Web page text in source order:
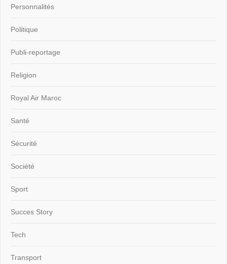
Personnalités
Politique
Publi-reportage
Religion
Royal Air Maroc
Santé
Sécurité
Société
Sport
Succes Story
Tech
Transport